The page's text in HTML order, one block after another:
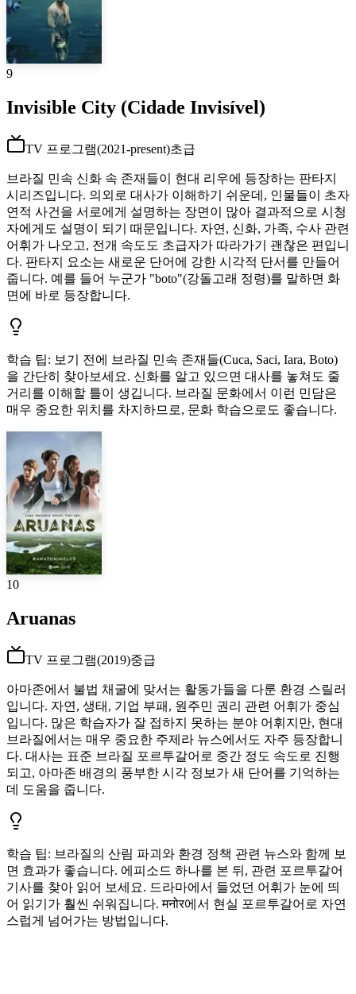
9
Invisible City (Cidade Invisível)
TV 프로그램(2021-present)초급
브라질 민속 신화 속 존재들이 현대 리우에 등장하는 판타지
시리즈입니다. 의외로 대사가 이해하기 쉬운데, 인물들이 초자
연적 사건을 서로에게 설명하는 장면이 많아 결과적으로 시청
자에게도 설명이 되기 때문입니다. 자연, 신화, 가족, 수사 관련
어휘가 나오고, 전개 속도도 초급자가 따라가기 괜찮은 편입니
다. 판타지 요소는 새로운 단어에 강한 시각적 단서를 만들어
줍니다. 예를 들어 누군가 "boto"(강돌고래 정령)를 말하면 화
면에 바로 등장합니다.
학습 팁: 보기 전에 브라질 민속 존재들(Cuca, Saci, Iara, Boto)
을 간단히 찾아보세요. 신화를 알고 있으면 대사를 놓쳐도 줄
거리를 이해할 틀이 생깁니다. 브라질 문화에서 이런 민담은
매우 중요한 위치를 차지하므로, 문화 학습으로도 좋습니다.
10
Aruanas
TV 프로그램(2019)중급
아마존에서 불법 채굴에 맞서는 활동가들을 다룬 환경 스릴러
입니다. 자연, 생태, 기업 부패, 원주민 권리 관련 어휘가 중심
입니다. 많은 학습자가 잘 접하지 못하는 분야 어휘지만, 현대
브라질에서는 매우 중요한 주제라 뉴스에서도 자주 등장합니
다. 대사는 표준 브라질 포르투갈어로 중간 정도 속도로 진행
되고, 아마존 배경의 풍부한 시각 정보가 새 단어를 기억하는
데 도움을 줍니다.
학습 팁: 브라질의 산림 파괴와 환경 정책 관련 뉴스와 함께 보
면 효과가 좋습니다. 에피소드 하나를 본 뒤, 관련 포르투갈어
기사를 찾아 읽어 보세요. 드라마에서 들었던 어휘가 눈에 띄
어 읽기가 훨씬 쉬워집니다. मनोर에서 현실 포르투갈어로 자연
스럽게 넘어가는 방법입니다.